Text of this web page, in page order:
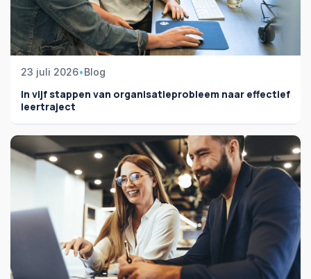
23 juli 2026•Blog
In vijf stappen van organisatieprobleem naar effectief
leertraject